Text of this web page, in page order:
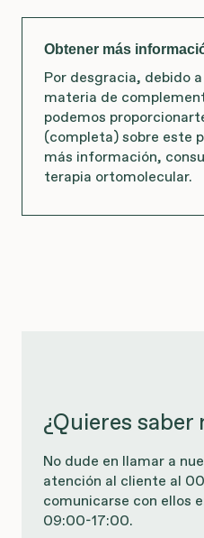
Obtener más
Por desgracia, debido
materia de
podemos
(completa) sobre este
más información,
terapia ortomolecular.
¿Quieres saber
No dude en llamar a
atención al cliente al
comunicarse con ellos
09:00-17:00.